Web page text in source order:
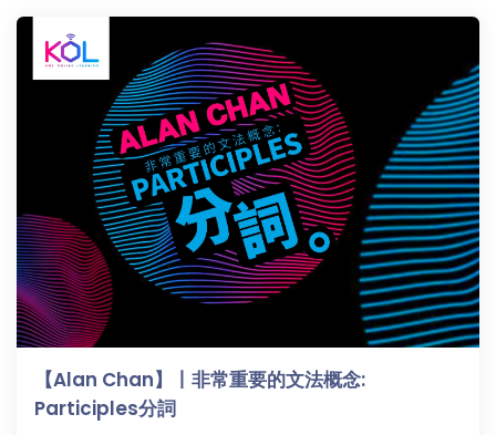
精準
搜尋
篩選結果
【Alan Chan】丨非常重要的文法概念:
Participles分詞